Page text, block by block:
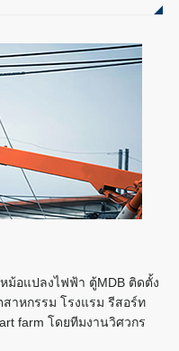
ม้อแปลงไฟฟ้า ตู้MDB ติดตั้ง
าหกรรม โรงแรม รีสอร์ท
farm โดยทีมงานวิศวกร